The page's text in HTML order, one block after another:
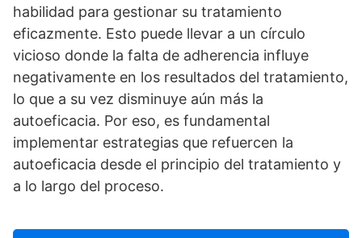
habilidad para gestionar su tratamiento
eficazmente. Esto puede llevar a un cí­rculo
vicioso donde la falta de adherencia influye
negativamente en los resultados del tratamiento,
lo que a su vez disminuye aún más la
autoeficacia. Por eso, es fundamental
implementar estrategias que refuercen la
autoeficacia desde el principio del tratamiento y
a lo largo del proceso.